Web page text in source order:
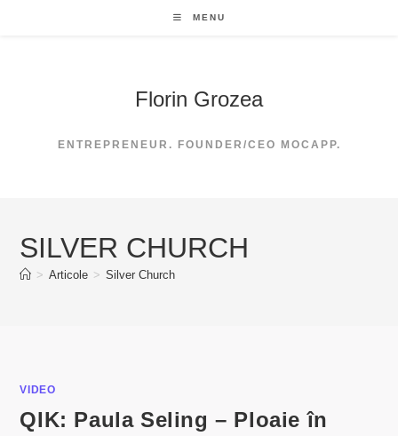
MENU
Florin Grozea
ENTREPRENEUR. FOUNDER/CEO MOCAPP.
SILVER CHURCH
> Articole > Silver Church
VIDEO
QIK: Paula Seling – Ploaie în